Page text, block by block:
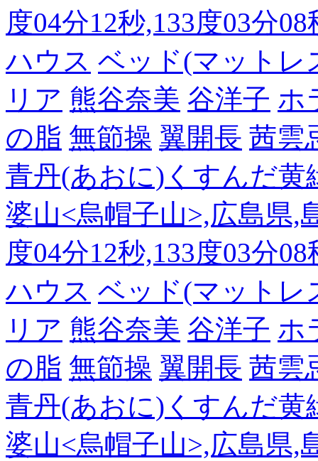
度04分12秒,133度03分
ハウス ベッド(マットレ
リア 熊谷奈美 谷洋子 ホ
の脂 無節操 翼開長 茜雲
青丹(あおに)くすんだ黄
婆山<烏帽子山>,広島県,
度04分12秒,133度03分
ハウス ベッド(マットレ
リア 熊谷奈美 谷洋子 ホ
の脂 無節操 翼開長 茜雲
青丹(あおに)くすんだ黄
婆山<烏帽子山>,広島県,